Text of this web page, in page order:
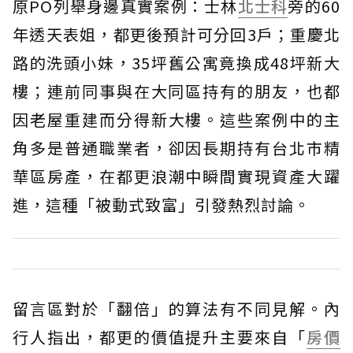
原PO列舉身邊真實案例：士林北士科旁的60
年透天表姐，都更後預計可分回3戶；重慶北
路的洗頭小妹，35坪舊公寓竟換成48坪新大
樓；連前同事與在大同區持有的朋友，也都
因老屋重建而分得新大樓。這些案例中的主
角多是普通職業者，卻因長期持有台北市精
華區房產，在都更浪潮中瞬間實現資產大躍
進，這種「被動式致富」引發熱烈討論。
留言區對於「翻倍」的算法有不同見解。內
行人指出，都更的價值提升主要來自「房價